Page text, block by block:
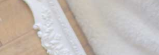
ロケーション撮影・カメ